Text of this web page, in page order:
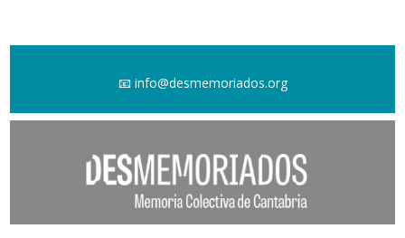
📧 info@desmemoriados.org